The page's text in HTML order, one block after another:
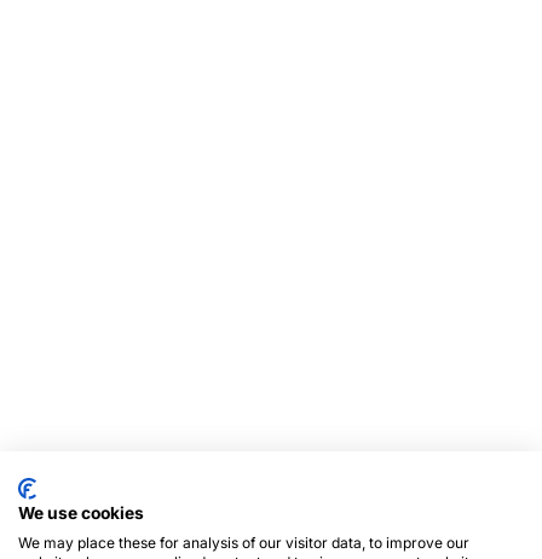
We use cookies
We may place these for analysis of our visitor data, to improve our